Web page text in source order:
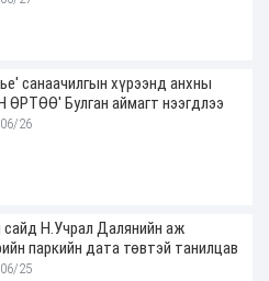
санаачилгын хүрээнд анхны
Булган аймагт нээгдлээ
26
сайд Н.Учрал Далянийн аж
паркийн дата төвтэй танилцав
25